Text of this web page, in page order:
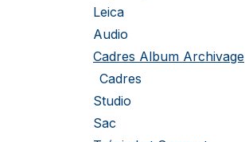
Leica
Audio
Cadres Album Archivage
Cadres
Studio
Sac